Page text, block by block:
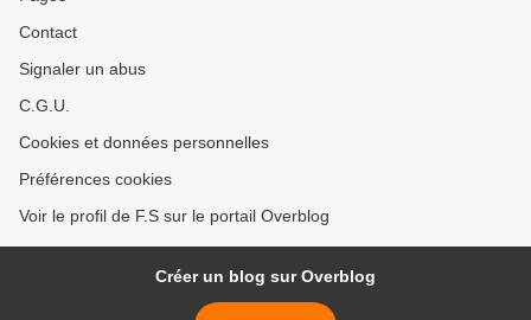
Contact
Signaler un abus
C.G.U.
Cookies et données personnelles
Préférences cookies
Voir le profil de F.S sur le portail Overblog
Créer un blog sur Overblog